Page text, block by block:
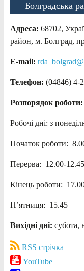
Болградська
Адреса: 68702,
район, м. Болград,
E-mail:
Телефон: (04846) 4-
Розпорядок роботи:
Робочі дні: з
Початок роботи:
Перерва: 12.00-12.45
Кінець роботи:
П’ятниця: 15.45
Вихідні дні: субота,
RSS стрічка
YouTube